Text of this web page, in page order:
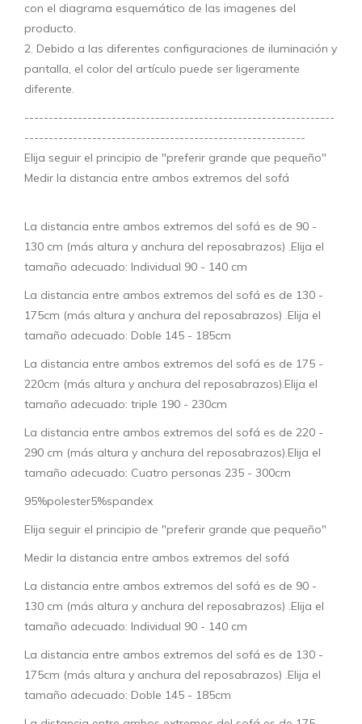
con el diagrama esquemático de las imagenes del
producto.
2. Debido a las diferentes configuraciones de iluminación y
pantalla, el color del artículo puede ser ligeramente
diferente.
----------------------------------------------------------------
----------------------------------------------------------
Elija seguir el principio de "preferir grande que pequeño"
Medir la distancia entre ambos extremos del sofá
La distancia entre ambos extremos del sofá es de 90 -
130 cm (más altura y anchura del reposabrazos) .Elija el
tamaño adecuado: Individual 90 - 140 cm
La distancia entre ambos extremos del sofá es de 130 -
175cm (más altura y anchura del reposabrazos) .Elija el
tamaño adecuado: Doble 145 - 185cm
La distancia entre ambos extremos del sofá es de 175 -
220cm (más altura y anchura del reposabrazos).Elija el
tamaño adecuado: triple 190 - 230cm
La distancia entre ambos extremos del sofá es de 220 -
290 cm (más altura y anchura del reposabrazos).Elija el
tamaño adecuado: Cuatro personas 235 - 300cm
95%polester5%spandex
Elija seguir el principio de "preferir grande que pequeño"
Medir la distancia entre ambos extremos del sofá
La distancia entre ambos extremos del sofá es de 90 -
130 cm (más altura y anchura del reposabrazos) .Elija el
tamaño adecuado: Individual 90 - 140 cm
La distancia entre ambos extremos del sofá es de 130 -
175cm (más altura y anchura del reposabrazos) .Elija el
tamaño adecuado: Doble 145 - 185cm